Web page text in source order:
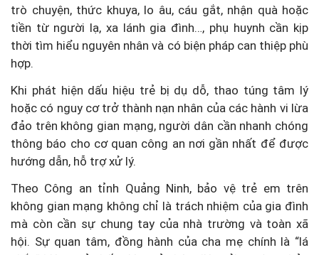
trò chuyện, thức khuya, lo âu, cáu gắt, nhận quà hoặc
tiền từ người lạ, xa lánh gia đình…, phụ huynh cần kịp
thời tìm hiểu nguyên nhân và có biện pháp can thiệp phù
hợp.
Khi phát hiện dấu hiệu trẻ bị dụ dỗ, thao túng tâm lý
hoặc có nguy cơ trở thành nạn nhân của các hành vi lừa
đảo trên không gian mạng, người dân cần nhanh chóng
thông báo cho cơ quan công an nơi gần nhất để được
hướng dẫn, hỗ trợ xử lý.
Theo Công an tỉnh Quảng Ninh, bảo vệ trẻ em trên
không gian mạng không chỉ là trách nhiệm của gia đình
mà còn cần sự chung tay của nhà trường và toàn xã
hội. Sự quan tâm, đồng hành của cha mẹ chính là “lá